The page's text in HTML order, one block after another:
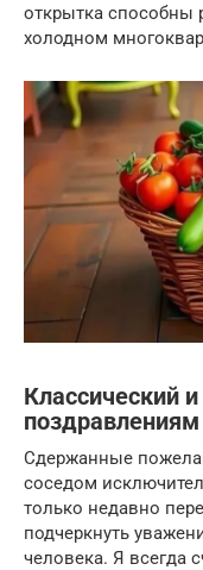
открытка способны
холодном
Классический
поздравлениям
Сдержанные
соседом
только недавно
подчеркнуть
человека. Я всегда